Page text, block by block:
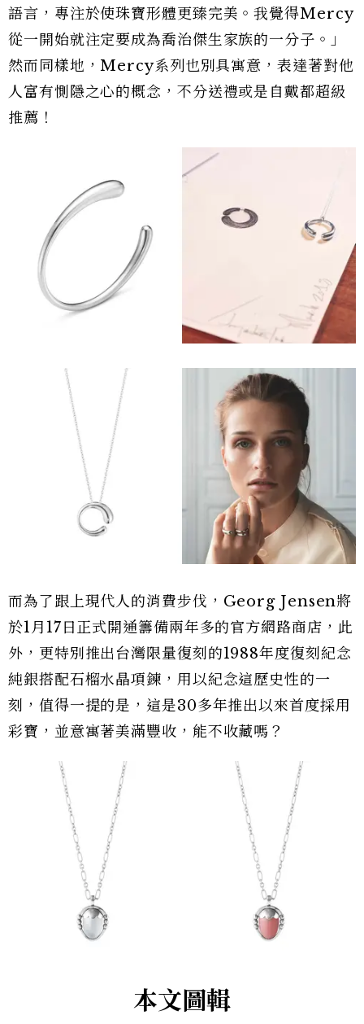
語言，專注於使珠寶形體更臻完美。我覺得Mercy
從一開始就注定要成為喬治傑生家族的一分子。」
然而同樣地，Mercy系列也別具寓意，表達著對他
人富有惻隱之心的概念，不分送禮或是自戴都超級
推薦！
而為了跟上現代人的消費步伐，Georg Jensen將
於1月17日正式開通籌備兩年多的官方網路商店，此
外，更特別推出台灣限量復刻的1988年度復刻紀念
純銀搭配石榴水晶項鍊，用以紀念這歷史性的一
刻，值得一提的是，這是30多年推出以來首度採用
彩寶，並意寓著美滿豐收，能不收藏嗎？
本文圖輯